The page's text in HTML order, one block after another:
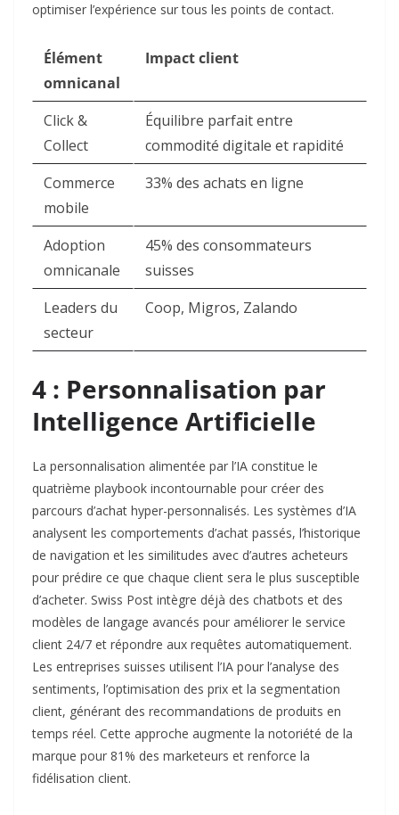
optimiser l’expérience sur tous les points de contact.​
Élément
omnicanal
Impact client
Click &
Collect
Équilibre parfait entre
commodité digitale et rapidité ​
Commerce
mobile
33% des achats en ligne ​
Adoption
omnicanale
45% des consommateurs
suisses ​
Leaders du
secteur
Coop, Migros, Zalando ​
4 : Personnalisation par
Intelligence Artificielle
La personnalisation alimentée par l’IA constitue le
quatrième playbook incontournable pour créer des
parcours d’achat hyper-personnalisés. Les systèmes d’IA
analysent les comportements d’achat passés, l’historique
de navigation et les similitudes avec d’autres acheteurs
pour prédire ce que chaque client sera le plus susceptible
d’acheter. Swiss Post intègre déjà des chatbots et des
modèles de langage avancés pour améliorer le service
client 24/7 et répondre aux requêtes automatiquement.
Les entreprises suisses utilisent l’IA pour l’analyse des
sentiments, l’optimisation des prix et la segmentation
client, générant des recommandations de produits en
temps réel. Cette approche augmente la notoriété de la
marque pour 81% des marketeurs et renforce la
fidélisation client.​